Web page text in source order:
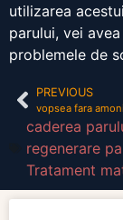
utilizarea
parului, vei
problemele de
PREVIOUS
vopsea fara
caderea
regenerare
Tratament